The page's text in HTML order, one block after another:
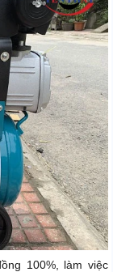
100%, làm việc